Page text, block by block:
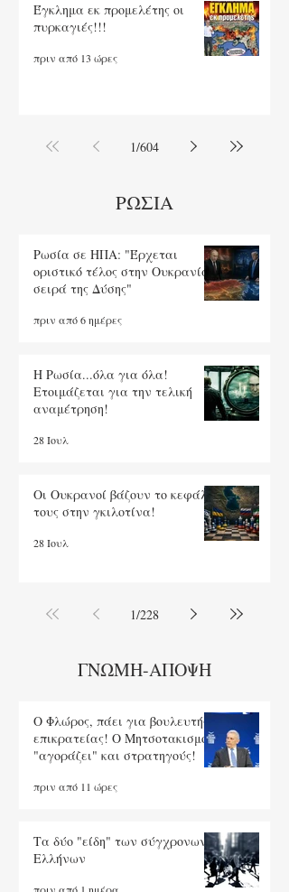
Έγκλημα εκ προμελέτης οι
πυρκαγιές!!!
πριν από 13 ώρες
1/604
ΡΩΣΙΑ
Ρωσία σε ΗΠΑ: "Έρχεται
οριστικό τέλος στην Ουκρανία,
σειρά της Δύσης"
πριν από 6 ημέρες
Η Ρωσία...όλα για όλα!
Ετοιμάζεται για την τελική
αναμέτρηση!
28 Ιουλ
Οι Ουκρανοί βάζουν το κεφάλι
τους στην γκιλοτίνα!
28 Ιουλ
1/228
ΓΝΩΜΗ-ΑΠΟΨΗ
O Φλώρος, πάει για βουλευτής
επικρατείας! Ο Μητσοτακισμός
"αγοράζει" και στρατηγούς!
πριν από 11 ώρες
Τα δύο "είδη" των σύγχρονων
Ελλήνων